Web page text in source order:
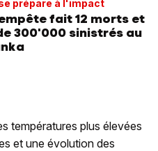
prépare à l'impact
fait 12 morts et
300'000 sinistrés au
températures plus élevées
et une évolution des